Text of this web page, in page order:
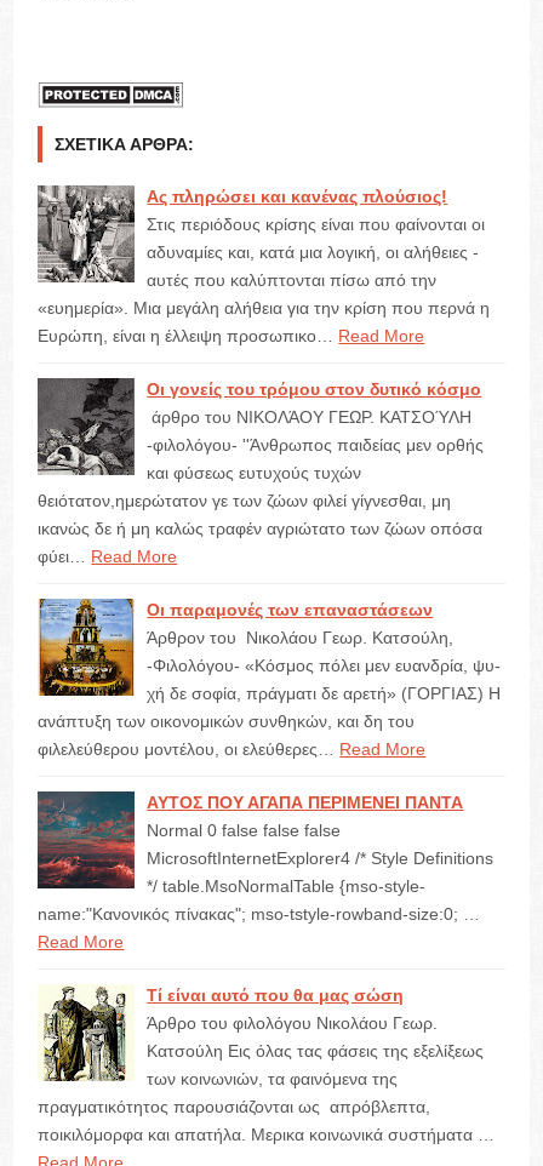
ΣΧΕΤΙΚΆ ΆΡΘΡΑ:
Ας πληρώσει και κανένας πλούσιος!
Στις περιόδους κρίσης είναι που φαίνονται οι
αδυναμίες και, κατά μια λογική, οι αλήθειες -
αυτές που καλύπτονται πίσω από την
«ευημερία». Μια μεγάλη αλήθεια για την κρίση που περνά η
Ευρώπη, είναι η έλλειψη προσωπικο…
Read More
Οι γονείς του τρόμου στον δυτικό κόσμο
άρθρο του ΝΙΚΟΛΆΟΥ ΓΕΩΡ. ΚΑΤΣΟΎΛΗ
-φιλολόγου- ''Άνθρωπος παιδείας μεν ορθής
και φύσεως ευτυχούς τυχών
θειότατον,ημερώτατον γε των ζώων φιλεί γίγνεσθαι, μη
ικανώς δε ή μη καλώς τραφέν αγριώτατο των ζώων οπόσα
φύει…
Read More
Οι παραμονές των επαναστάσεων
Άρθρον του Νικολάου Γεωρ. Κατσούλη,
-Φιλολόγου- «Κόσμος πόλει μεν ευανδρία, ψυ-
χή δε σοφία, πράγματι δε αρετή» (ΓΟΡΓΙΑΣ) Η
ανάπτυξη των οικονομικών συνθηκών, και δη του
φιλελεύθερου μοντέλου, οι ελεύθερες…
Read More
ΑΥΤΟΣ ΠΟΥ ΑΓΑΠΑ ΠΕΡΙΜΕΝΕΙ ΠΑΝΤΑ
Normal 0 false false false
MicrosoftInternetExplorer4 /* Style Definitions
*/ table.MsoNormalTable {mso-style-
name:"Κανονικός πίνακας"; mso-tstyle-rowband-size:0; …
Read More
Τί είναι αυτό που θα μας σώση
Άρθρο του φιλολόγου Νικολάου Γεωρ.
Κατσούλη Εις όλας τας φάσεις της εξελίξεως
των κοινωνιών, τα φαινόμενα της
πραγματικότητος παρουσιάζονται ως απρόβλεπτα,
ποικιλόμορφα και απατήλα. Μερικα κοινωνικά συστήματα …
Read More